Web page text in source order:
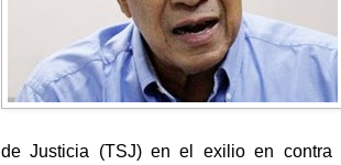
de Justicia (TSJ) en el exilio en contra